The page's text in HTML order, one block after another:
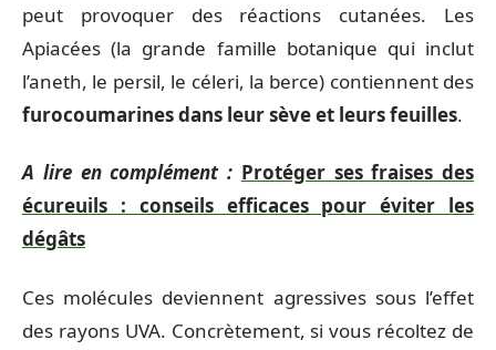
peut provoquer des réactions cutanées. Les
Apiacées (la grande famille botanique qui inclut
l’aneth, le persil, le céleri, la berce) contiennent des
furocoumarines dans leur sève et leurs feuilles.
A lire en complément : Protéger ses fraises des
écureuils : conseils efficaces pour éviter les
dégâts
Ces molécules deviennent agressives sous l’effet
des rayons UVA. Concrètement, si vous récoltez de